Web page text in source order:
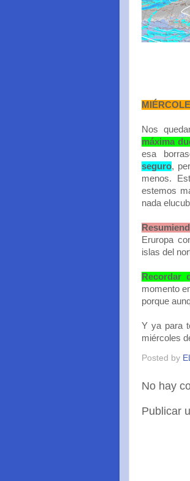
Nos
máxima
esa
seguro,
menos.
estemos
nada
Eruropa
islas del
Recordar
momento
porque
Y ya para
miércoles
Posted by
No hay
Publicar